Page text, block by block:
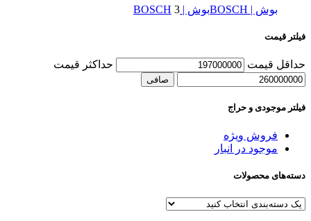
بوش | BOSCH بوش | BOSCH 3
فیلتر قیمت
حداقل قیمت حداكثر قيمت
صافی
فیلتر موجودی و حراج
فروش ویژه
موجود در انبار
دسته‌های محصولات